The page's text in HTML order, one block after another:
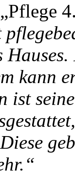
kann
ist